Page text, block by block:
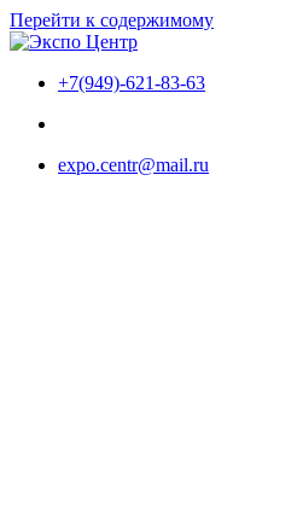
Перейти к содержимому
+7(949)-621-83-63
expo.centr@mail.ru